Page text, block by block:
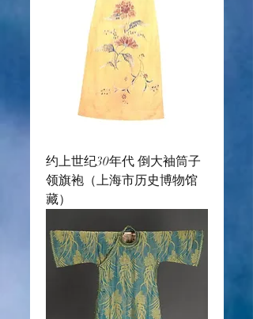
约上世纪30年代 倒大袖筒子
领旗袍（上海市历史博物馆
藏）